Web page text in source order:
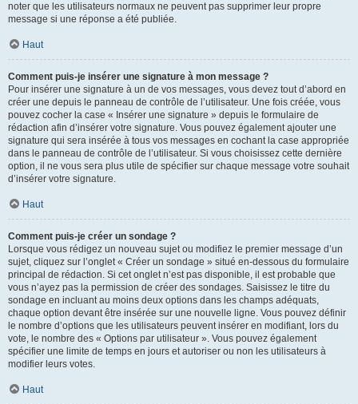
noter que les utilisateurs normaux ne peuvent pas supprimer leur propre
message si une réponse a été publiée.
Haut
Comment puis-je insérer une signature à mon message ?
Pour insérer une signature à un de vos messages, vous devez tout d’abord en
créer une depuis le panneau de contrôle de l’utilisateur. Une fois créée, vous
pouvez cocher la case « Insérer une signature » depuis le formulaire de
rédaction afin d’insérer votre signature. Vous pouvez également ajouter une
signature qui sera insérée à tous vos messages en cochant la case appropriée
dans le panneau de contrôle de l’utilisateur. Si vous choisissez cette dernière
option, il ne vous sera plus utile de spécifier sur chaque message votre souhait
d’insérer votre signature.
Haut
Comment puis-je créer un sondage ?
Lorsque vous rédigez un nouveau sujet ou modifiez le premier message d’un
sujet, cliquez sur l’onglet « Créer un sondage » situé en-dessous du formulaire
principal de rédaction. Si cet onglet n’est pas disponible, il est probable que
vous n’ayez pas la permission de créer des sondages. Saisissez le titre du
sondage en incluant au moins deux options dans les champs adéquats,
chaque option devant être insérée sur une nouvelle ligne. Vous pouvez définir
le nombre d’options que les utilisateurs peuvent insérer en modifiant, lors du
vote, le nombre des « Options par utilisateur ». Vous pouvez également
spécifier une limite de temps en jours et autoriser ou non les utilisateurs à
modifier leurs votes.
Haut